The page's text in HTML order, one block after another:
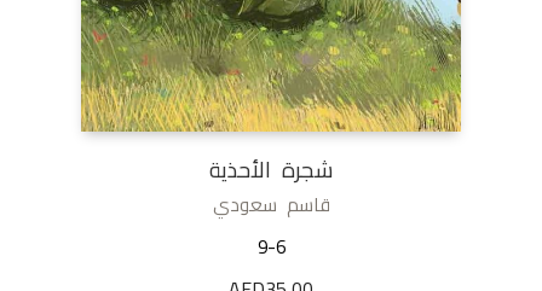
شجرة الأحذية
قاسم سعودي
9-6